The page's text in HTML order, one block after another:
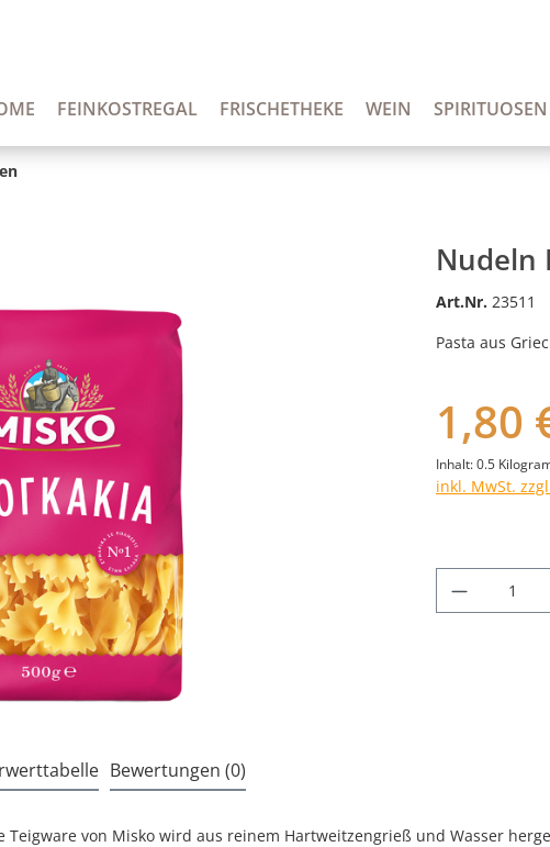
FEINKOSTREGAL FRISCHETHEKE WEIN SPIRITUOSEN
Nudeln
Art.Nr. 23511
Pasta aus
1,80
Inhalt:0.5
inkl. MwSt.
Bewertungen (0)
Teigware von Misko wird aus reinem Hartweitzengrieß und Wasser